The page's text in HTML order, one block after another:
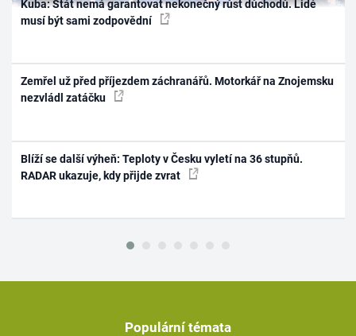
Kuba: Stát nemá garantovat nekonečný růst důchodů. Lidé
musí být sami zodpovědní
Zemřel už před příjezdem záchranářů. Motorkář na Znojemsku
nezvládl zatáčku
Blíží se další výheň: Teploty v Česku vyletí na 36 stupňů.
RADAR ukazuje, kdy přijde zvrat
Populární témata